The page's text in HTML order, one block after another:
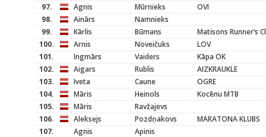
97.
Agnis Mūrnieks
OVI
98.
Ainārs
Namnieks
99.
Kārlis Būmans
Matisons Runner’s
100.
Arnis Noveičuks
LOV
101.
Ingmārs Vaiders
Kāpa OK
102.
Aigars Rublis
AIZKRAUKLE
103.
Iveta Caune
OGRE
104.
Māris Heinols
Kocēnu MTB
105.
Māris
Ravžajevs
106.
Aleksejs Pozdņakovs
MARATONA KLUBS
107.
Agnis
Apinis